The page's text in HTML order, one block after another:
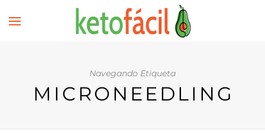
Navegando Etiqueta
MICRONEEDLING